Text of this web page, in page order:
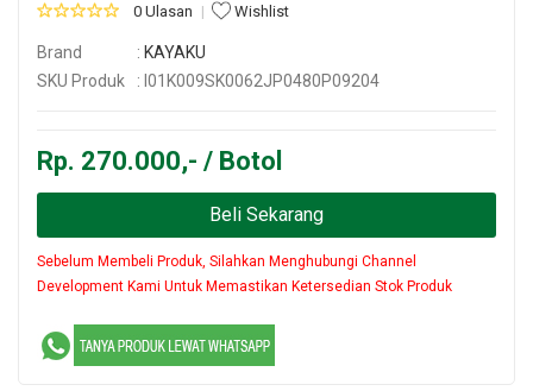
0 Ulasan Wishlist
Brand : KAYAKU
SKU Produk
: I01K009SK0062JP0480P09204
Rp. 270.000,- / Botol
Beli Sekarang
Sebelum Membeli Produk, Silahkan Menghubungi Channel
Development Kami Untuk Memastikan Ketersedian Stok Produk